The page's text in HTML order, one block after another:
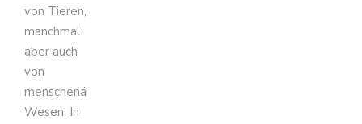
von Tieren,
manchmal
aber auch
von
menschenähnlichen
Wesen. In